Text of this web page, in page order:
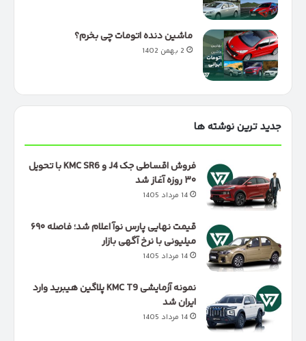
ماشین دنده اتومات چی بخرم؟
2 بهمن 1402
جدید ترین نوشته ها
فروش اقساطی جک J4 و KMC SR6 با تحویل
۳۰ روزه آغاز شد
14 مرداد 1405
قیمت نهایی پارس نوآ اعلام شد؛ فاصله ۶۹۰
میلیونی با نرخ آگهی بازار
14 مرداد 1405
نمونه آزمایشی KMC T9 پلاگین هیبرید وارد
ایران شد
14 مرداد 1405